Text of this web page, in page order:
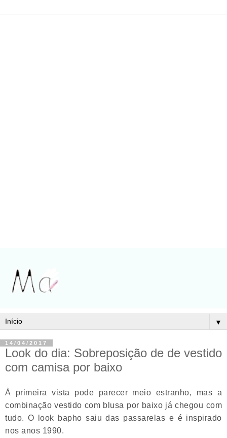
▼
14/04/2017
Look do dia: Sobreposição de de vestido
com camisa por baixo
À primeira vista pode parecer meio estranho, mas a
combinação vestido com blusa por baixo já chegou com
tudo. O look bapho saiu das passarelas e é inspirado
nos anos 1990.